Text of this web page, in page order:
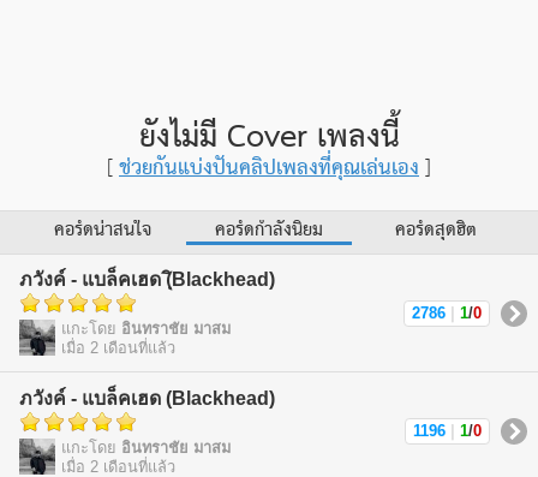
ยังไม่มี Cover เพลงนี้
[ช่วยกันแบ่งปันคลิปเพลงที่คุณเล่นเอง]
คอร์ดน่าสนใจ คอร์ดกำลังนิยม คอร์ดสุดฮิต
ภวังค์ - แบล็คเฮด (ฺิBlackhead)
แกะโดย อินทราชัย มาสม
เมื่อ 2 เดือนที่แล้ว
2786 1/0
ภวังค์ - แบล็คเฮด (Blackhead)
แกะโดย อินทราชัย มาสม
เมื่อ 2 เดือนที่แล้ว
1196 1/0